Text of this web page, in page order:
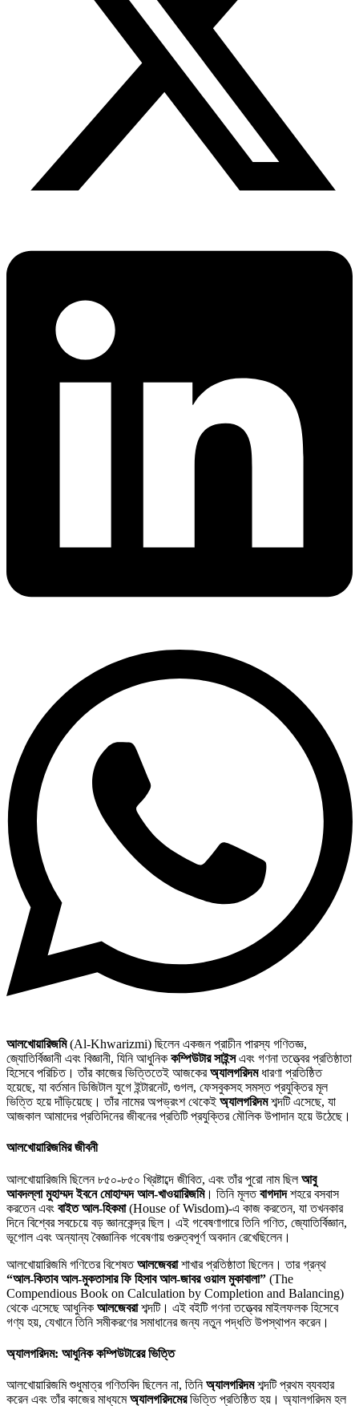
আলখোয়ারিজমি(Al-Khwarizmi) ছিলেন একজন প্রাচীন পারস্য গণিতজ্ঞ,
জ্যোতির্বিজ্ঞানী এবং বিজ্ঞানী, যিনি আধুনিক কম্পিউটার সাইন্সএবং গণনা তত্ত্বের প্রতিষ্ঠাতা
হিসেবে পরিচিত। তাঁর কাজের ভিত্তিতেই আজকেরঅ্যালগরিদমধারণা প্রতিষ্ঠিত
হয়েছে, যা বর্তমান ডিজিটাল যুগে ইন্টারনেট, গুগল, ফেসবুকসহ সমস্ত প্রযুক্তির মূল
ভিত্তি হয়ে দাঁড়িয়েছে। তাঁর নামের অপভ্রংশ থেকেই অ্যালগরিদমশব্দটি এসেছে, যা
আজকাল আমাদের প্রতিদিনের জীবনের প্রতিটি প্রযুক্তির মৌলিক উপাদান হয়ে উঠেছে।
আলখোয়ারিজমির জীবনী
আলখোয়ারিজমি ছিলেন ৮৫০-৮৫০ খ্রিষ্টাব্দে জীবিত, এবং তাঁর পুরো নাম ছিলআবু
আবদল্লা মুহাম্মদ ইবনে মোহাম্মদ আল-খাওয়ারিজমি। তিনি মূলতবাগদাদশহরে বসবাস
করতেন এবং বাইত আল-হিকমা(House of Wisdom)-এ কাজ করতেন, যা তখনকার
দিনে বিশ্বের সবচেয়ে বড় জ্ঞানকেন্দ্র ছিল। এই গবেষণাগারে তিনি গণিত, জ্যোতির্বিজ্ঞান,
ভূগোল এবং অন্যান্য বৈজ্ঞানিক গবেষণায় গুরুত্বপূর্ণ অবদান রেখেছিলেন।
আলখোয়ারিজমি গণিতের বিশেষতআলজেবরাশাখার প্রতিষ্ঠাতা ছিলেন। তার গ্রন্থ
“আল-কিতাব আল-মুকতাসার ফি হিসাব আল-জাবর ওয়াল মুকাবালা” (The
Compendious Book on Calculation by Completion and Balancing)
থেকে এসেছে আধুনিক আলজেবরাশব্দটি। এই বইটি গণনা তত্ত্বের মাইলফলক হিসেবে
গণ্য হয়, যেখানে তিনি সমীকরণের সমাধানের জন্য নতুন পদ্ধতি উপস্থাপন করেন।
অ্যালগরিদম: আধুনিক কম্পিউটারের ভিত্তি
আলখোয়ারিজমি শুধুমাত্র গণিতবিদ ছিলেন না, তিনিঅ্যালগরিদমশব্দটি প্রথম ব্যবহার
করেন এবং তাঁর কাজের মাধ্যমেঅ্যালগরিদমেরভিত্তি প্রতিষ্ঠিত হয়। অ্যালগরিদম হল